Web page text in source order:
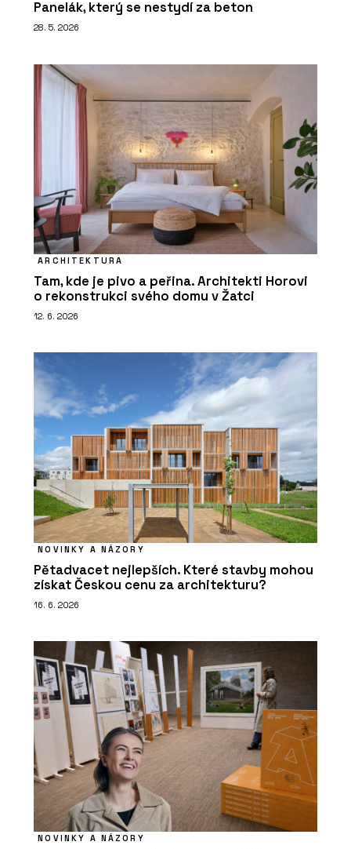
Panelák, který se nestydí za beton
28. 5. 2026
ARCHITEKTURA
Tam, kde je pivo a peřina. Architekti Horovi
o rekonstrukci svého domu v Žatci
12. 6. 2026
NOVINKY A NÁZORY
Pětadvacet nejlepších. Které stavby mohou
získat Českou cenu za architekturu?
16. 6. 2026
NOVINKY A NÁZORY